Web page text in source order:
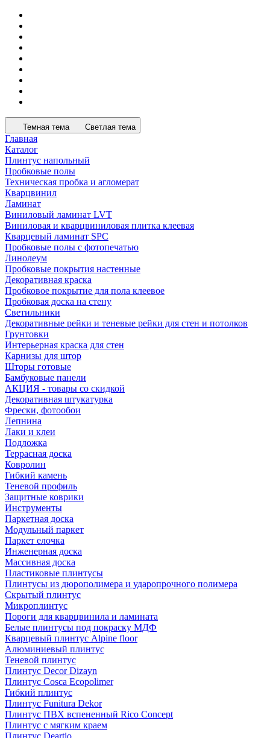
Темная тема Светлая тема
Главная
Каталог
Плинтус напольный
Пробковые полы
Техническая пробка и агломерат
Кварцвинил
Ламинат
Виниловый ламинат LVT
Виниловая и кварцвиниловая плитка клеевая
Кварцевый ламинат SPC
Пробковые полы с фотопечатью
Линолеум
Пробковые покрытия настенные
Декоративная краска
Пробковое покрытие для пола клеевое
Пробковая доска на стену
Светильники
Декоративные рейки и теневые рейки для стен и потолков
Грунтовки
Интерьерная краска для стен
Карнизы для штор
Шторы готовые
Бамбуковые панели
АКЦИЯ - товары со скидкой
Декоративная штукатурка
Фрески, фотообои
Лепнина
Лаки и клеи
Подложка
Террасная доска
Ковролин
Гибкий камень
Теневой профиль
Защитные коврики
Инструменты
Паркетная доска
Модульный паркет
Паркет елочка
Инженерная доска
Массивная доска
Пластиковые плинтусы
Плинтусы из дюрополимера и ударопрочного полимера
Скрытый плинтус
Микроплинтус
Пороги для кварцвинила и ламината
Белые плинтусы под покраску МДФ
Кварцевый плинтус Alpine floor
Алюминиевый плинтус
Теневой плинтус
Плинтус Decor Dizayn
Плинтус Cosca Ecopolimer
Гибкий плинтус
Плинтус Funitura Dekor
Плинтус ПВХ вспененный Rico Concept
Плинтус с мягким краем
Плинтус Deartio